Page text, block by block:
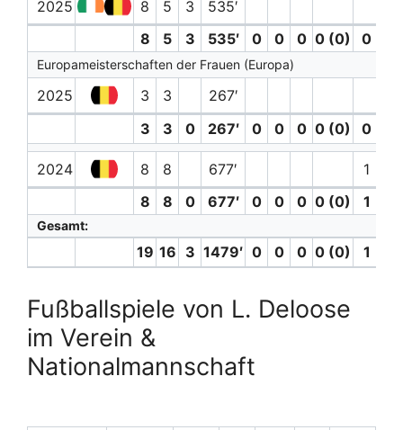
2025 8 5 3
535′
8
5 3 535′ 0 0 0 0 (0) 0
Europameisterschaften der Frauen (Europa)
2025 3 3
267′
3
3 0 267′ 0 0 0 0 (0) 0
2024 8 8 677′
1
8
8 0 677′ 0 0 0 0 (0) 1
Gesamt:
19 16 3 1479′ 0 0 0 0 (0) 1
Fußballspiele von L. Deloose
im Verein &
Nationalmannschaft